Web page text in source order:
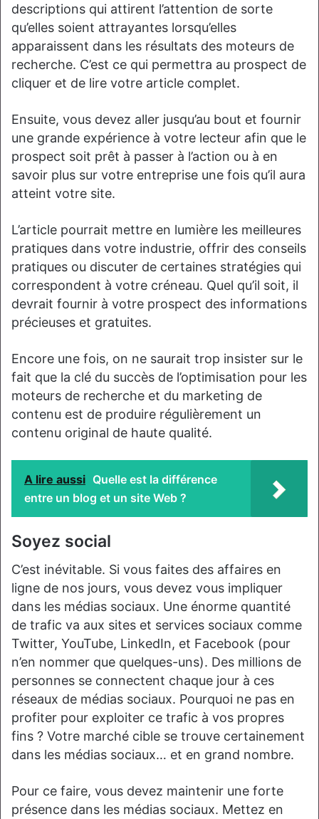
descriptions qui attirent l’attention de sorte
qu’elles soient attrayantes lorsqu’elles
apparaissent dans les résultats des moteurs de
recherche. C’est ce qui permettra au prospect de
cliquer et de lire votre article complet.
Ensuite, vous devez aller jusqu’au bout et fournir
une grande expérience à votre lecteur afin que le
prospect soit prêt à passer à l’action ou à en
savoir plus sur votre entreprise une fois qu’il aura
atteint votre site.
L’article pourrait mettre en lumière les meilleures
pratiques dans votre industrie, offrir des conseils
pratiques ou discuter de certaines stratégies qui
correspondent à votre créneau. Quel qu’il soit, il
devrait fournir à votre prospect des informations
précieuses et gratuites.
Encore une fois, on ne saurait trop insister sur le
fait que la clé du succès de l’optimisation pour les
moteurs de recherche et du marketing de
contenu est de produire régulièrement un
contenu original de haute qualité.
A lire aussi Quelle est la différence
entre un blog et un site Web ?
Soyez social
C’est inévitable. Si vous faites des affaires en
ligne de nos jours, vous devez vous impliquer
dans les médias sociaux. Une énorme quantité
de trafic va aux sites et services sociaux comme
Twitter, YouTube, LinkedIn, et Facebook (pour
n’en nommer que quelques-uns). Des millions de
personnes se connectent chaque jour à ces
réseaux de médias sociaux. Pourquoi ne pas en
profiter pour exploiter ce trafic à vos propres
fins ? Votre marché cible se trouve certainement
dans les médias sociaux… et en grand nombre.
Pour ce faire, vous devez maintenir une forte
présence dans les médias sociaux. Mettez en